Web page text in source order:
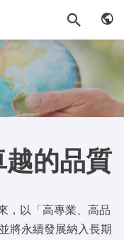
的品質
，以「高專業、高品
將永續發展納入長期